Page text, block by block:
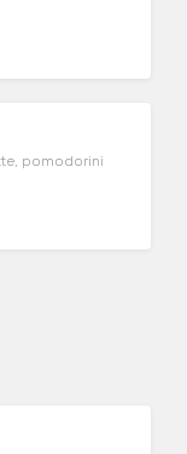
pomodorini